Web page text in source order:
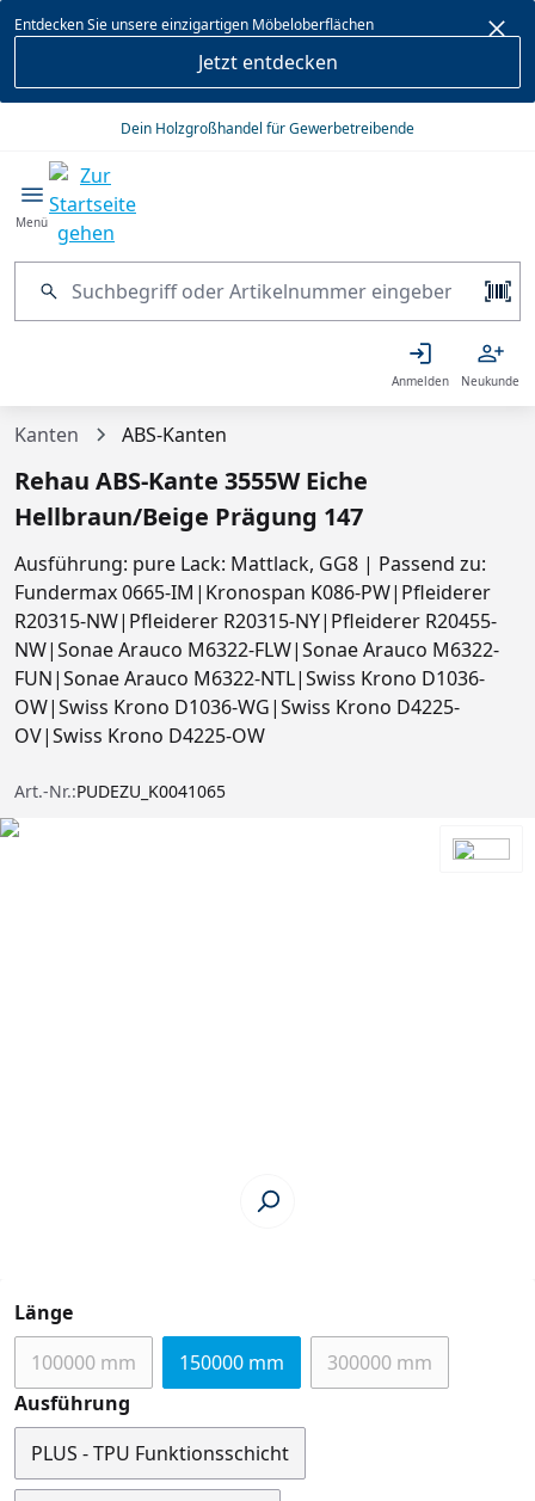
springen
Entdecken Sie unsere einzigartigen Möbeloberflächen
Jetzt entdecken
Dein Holzgroßhandel für Gewerbetreibende
Menü
Anmelden Neukunde
Kanten ABS-Kanten
Rehau ABS-Kante 3555W Eiche
Hellbraun/Beige Prägung 147
Ausführung: pure Lack: Mattlack, GG8 | Passend zu:
Fundermax 0665-IM|Kronospan K086-PW|Pfleiderer
R20315-NW|Pfleiderer R20315-NY|Pfleiderer R20455-
NW|Sonae Arauco M6322-FLW|Sonae Arauco M6322-
FUN|Sonae Arauco M6322-NTL|Swiss Krono D1036-
OW|Swiss Krono D1036-WG|Swiss Krono D4225-
OV|Swiss Krono D4225-OW
Art.-Nr.:PUDEZU_K0041065
Längeauswählen
100000 mm(Diese Option ist zurzeit nicht verfügbar.)
150000 mm 300000 mm(Diese Option ist
Ausführung
PLUS - TPU Funktionsschicht